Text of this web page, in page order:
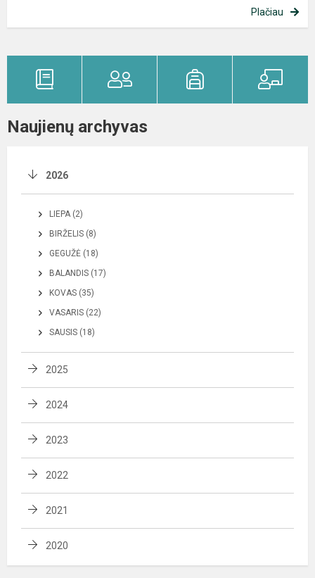
Plačiau
Naujienų archyvas
2026
LIEPA (2)
BIRŽELIS (8)
GEGUŽĖ (18)
BALANDIS (17)
KOVAS (35)
VASARIS (22)
SAUSIS (18)
2025
2024
2023
2022
2021
2020